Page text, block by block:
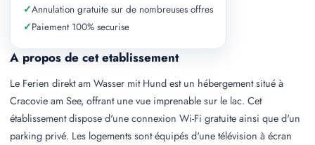
A propos de cet etablissement
Le Ferien direkt am Wasser mit Hund est un hébergement situé à
Cracovie am See, offrant une vue imprenable sur le lac. Cet
établissement dispose d'une connexion Wi-Fi gratuite ainsi que d'un
parking privé. Les logements sont équipés d'une télévision à écran
✓Annulation gratuite sur de nombreuses offres
✓Paiement 100% securise